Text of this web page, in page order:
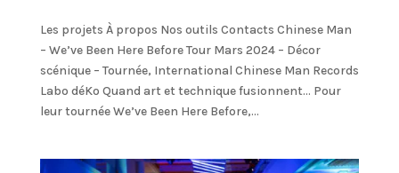
Les projets À propos Nos outils Contacts Chinese Man
– We’ve Been Here Before Tour Mars 2024 – Décor
scénique – Tournée, International Chinese Man Records
Labo déKo Quand art et technique fusionnent… Pour
leur tournée We’ve Been Here Before,...